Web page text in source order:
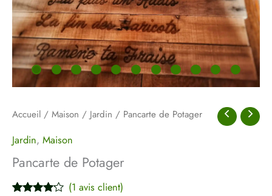
Accueil / Maison / Jardin / Pancarte de Potager
Jardin, Maison
Pancarte de Potager
(1 avis client)